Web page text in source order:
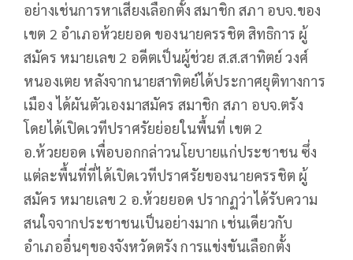
อย่างเช่นการหาเสียงเลือกตั้ง สมาชิก สภา อบจ.ของ
เขต 2 อำเภอห้วยยอด ของนายครรชิต สิทธิการ ผู้
สมัคร หมายเลข 2 อดีตเป็นผู้ช่วย ส.ส.สาทิตย์ วงศ์
หนองเตย หลังจากนายสาทิตย์ได้ประกาศยุติทางการ
เมือง ได้ผันตัวเองมาสมัคร สมาชิก สภา อบจ.ตรัง
โดยได้เปิดเวทีปราศรัยย่อยในพื้นที่ เขต 2
อ.ห้วยยอด เพื่อบอกกล่าวนโยบายแก่ประชาชน ซึ่ง
แต่ละพื้นที่ที่ได้เปิดเวทีปราศรัยของนายครรชิต ผู้
สมัคร หมายเลข 2 อ.ห้วยยอด ปรากฏว่าได้รับความ
สนใจจากประชาชนเป็นอย่างมาก เช่นเดียวกับ
อำเภออื่นๆของจังหวัดตรัง การแข่งขันเลือกตั้ง